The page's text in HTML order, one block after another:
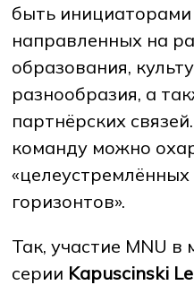
быть
направленных на
образования,
разнообразия, а
партнёрских
команду можно
горизонтов».
Так, участие MNU
серии Kapuscinski